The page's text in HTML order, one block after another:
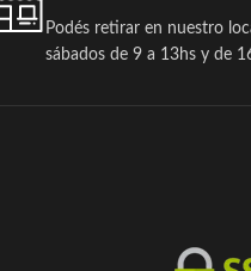
Podés retirar en nuestro
sábados de 9 a 13hs y de